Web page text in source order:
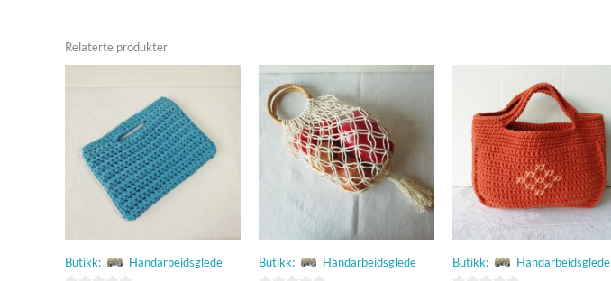
Relaterte produkter
Butikk: Handarbeidsglede Butikk: Handarbeidsglede Butikk: Handarbeidsglede